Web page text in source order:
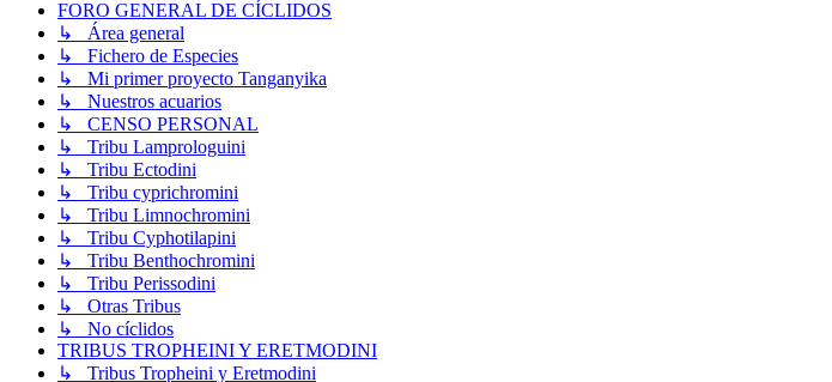
FORO GENERAL DE CÍCLIDOS
↳ Área general
↳ Fichero de Especies
↳ Mi primer proyecto Tanganyika
↳ Nuestros acuarios
↳ CENSO PERSONAL
↳ Tribu Lamprologuini
↳ Tribu Ectodini
↳ Tribu cyprichromini
↳ Tribu Limnochromini
↳ Tribu Cyphotilapini
↳ Tribu Benthochromini
↳ Tribu Perissodini
↳ Otras Tribus
↳ No cíclidos
TRIBUS TROPHEINI Y ERETMODINI
↳ Tribus Tropheini y Eretmodini